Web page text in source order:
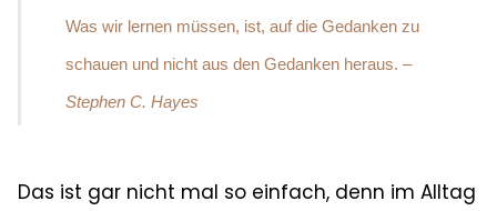
Was wir lernen müssen, ist, auf die Gedanken zu
schauen und nicht aus den Gedanken heraus. –
Stephen C. Hayes
Das ist gar nicht mal so einfach, denn im Alltag